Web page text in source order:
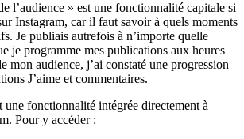
l’audience » est une fonctionnalité capitale si
Instagram, car il faut savoir à quels moments
Je publiais autrefois à n’importe quelle
je programme mes publications aux heures
mon audience, j’ai constaté une progression
J’aime et commentaires.
une fonctionnalité intégrée directement à
Pour y accéder :